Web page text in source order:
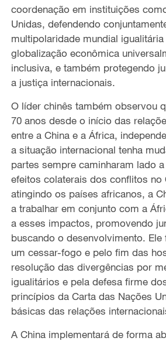
coordenação em instituições
Unidas, defendendo
multipolaridade mundial
globalização econômica
inclusiva, e também protegendo
a justiça internacionais.
O líder chinês também observou
70 anos desde o início das
entre a China e a África,
a situação internacional tenha
partes sempre caminharam lado
efeitos colaterais dos conflitos no
atingindo os países africanos, a
a trabalhar em conjunto com a
a esses impactos, promovendo
buscando o desenvolvimento.
um cessar-fogo e pelo fim das
resolução das divergências por
igualitários e pela defesa firme
princípios da Carta das Nações
básicas das relações
A China implementará de forma